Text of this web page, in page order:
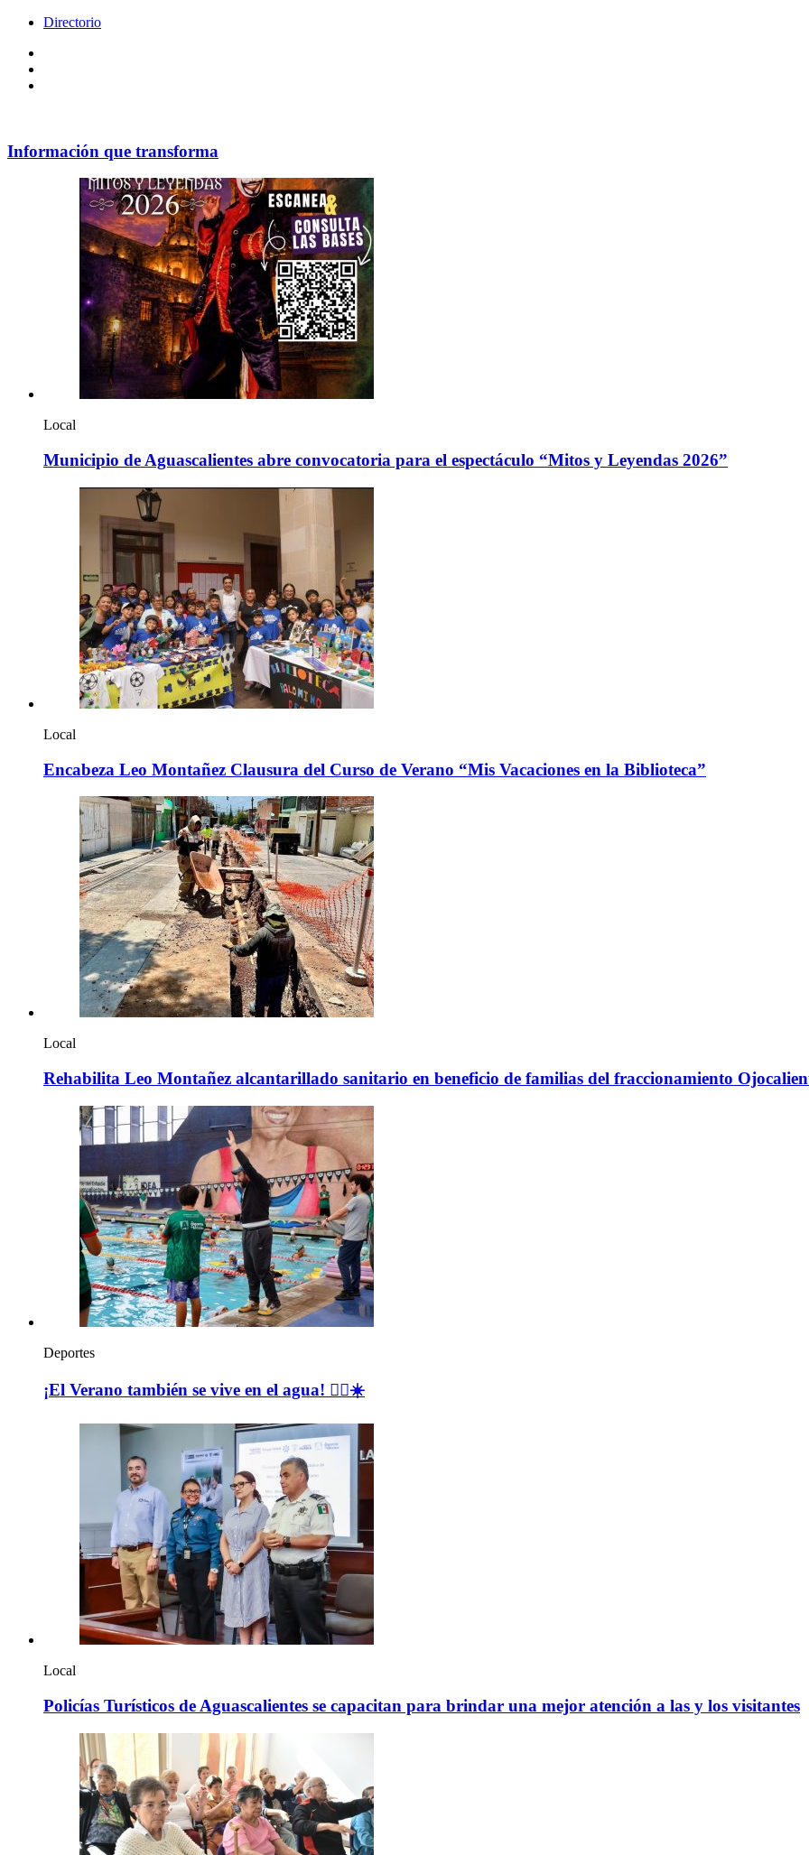
Directorio
Información que transforma
Local
Municipio de Aguascalientes abre convocatoria para el espectáculo “Mitos y Leyendas 2026”
Local
Encabeza Leo Montañez Clausura del Curso de Verano “Mis Vacaciones en la Biblioteca”
Local
Rehabilita Leo Montañez alcantarillado sanitario en beneficio de familias del fraccionamiento
Deportes
¡El Verano también se vive en el agua! 🏊‍♀️☀️
Local
Policías Turísticos de Aguascalientes se capacitan para brindar una mejor atención a las y los visitantes